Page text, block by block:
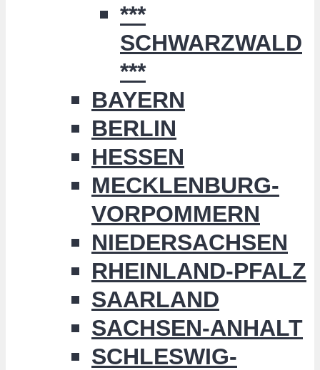
***
SCHWARZWALD
***
BAYERN
BERLIN
HESSEN
MECKLENBURG-
VORPOMMERN
NIEDERSACHSEN
RHEINLAND-PFALZ
SAARLAND
SACHSEN-ANHALT
SCHLESWIG-